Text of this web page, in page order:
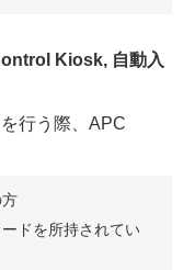
Kiosk, 自動入
行う際、APC
ドを所持されてい